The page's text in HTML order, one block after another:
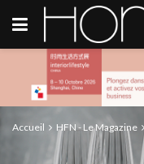
Accueil HFN - Le Magazine